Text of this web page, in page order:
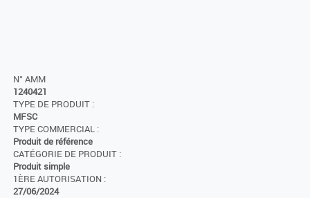
N° AMM
1240421
TYPE DE PRODUIT :
MFSC
TYPE COMMERCIAL :
Produit de référence
CATÉGORIE DE PRODUIT :
Produit simple
1ÈRE AUTORISATION :
27/06/2024